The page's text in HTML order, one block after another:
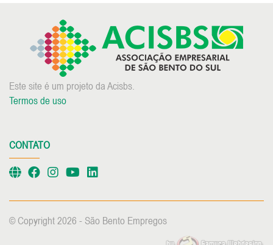
Este site é um projeto da Acisbs.
Termos de uso
CONTATO
© Copyright 2026 - São Bento Empregos